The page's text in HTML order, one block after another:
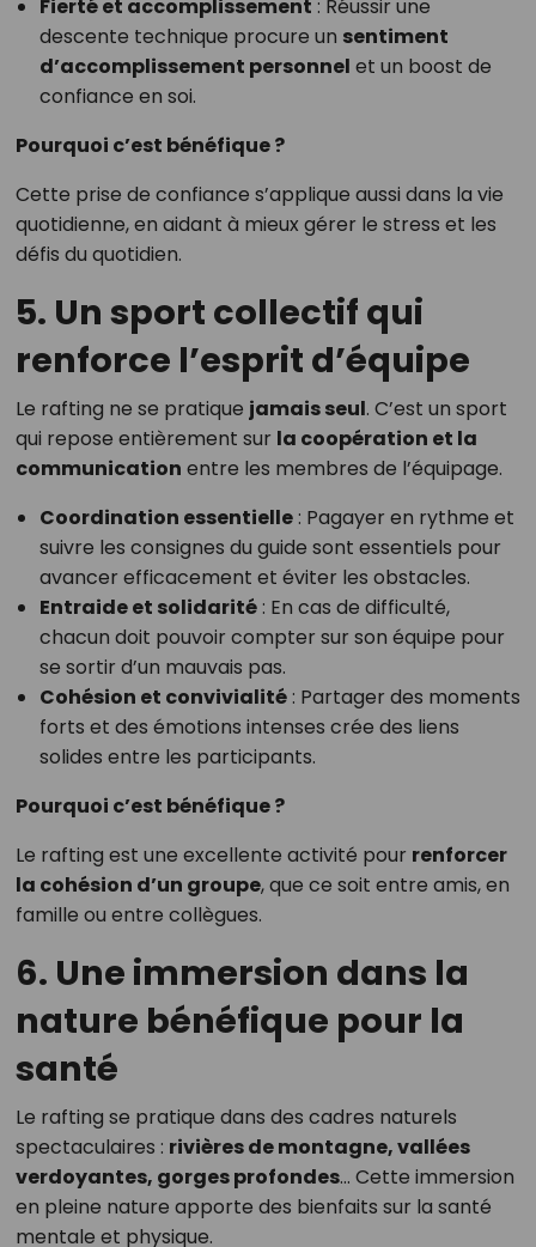
Fierté et accomplissement : Réussir une
descente technique procure un sentiment
d’accomplissement personnel et un boost de
confiance en soi.
Pourquoi c’est bénéfique ?
Cette prise de confiance s’applique aussi dans la vie
quotidienne, en aidant à mieux gérer le stress et les
défis du quotidien.
5. Un sport collectif qui
renforce l’esprit d’équipe
Le rafting ne se pratique jamais seul. C’est un sport
qui repose entièrement sur la coopération et la
communication entre les membres de l’équipage.
Coordination essentielle: Pagayer en rythme et
suivre les consignes du guide sont essentiels pour
avancer efficacement et éviter les obstacles.
Entraide et solidarité: En cas de difficulté,
chacun doit pouvoir compter sur son équipe pour
se sortir d’un mauvais pas.
Cohésion et convivialité: Partager des moments
forts et des émotions intenses crée des liens
solides entre les participants.
Pourquoi c’est bénéfique ?
Le rafting est une excellente activité pour renforcer
la cohésion d’un groupe, que ce soit entre amis, en
famille ou entre collègues.
6. Une immersion dans la
nature bénéfique pour la
santé
Le rafting se pratique dans des cadres naturels
spectaculaires : rivières de montagne, vallées
verdoyantes, gorges profondes… Cette immersion
en pleine nature apporte des bienfaits sur la santé
mentale et physique.